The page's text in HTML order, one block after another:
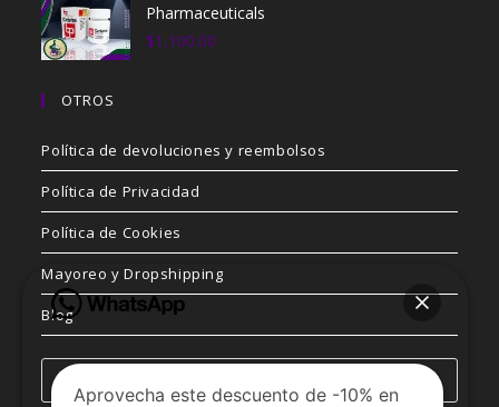
Pharmaceuticals
$1,100.00
OTROS
Política de devoluciones y reembolsos
Política de Privacidad
Política de Cookies
Mayoreo y Dropshipping
Blog
Aprovecha este descuento de -10% en